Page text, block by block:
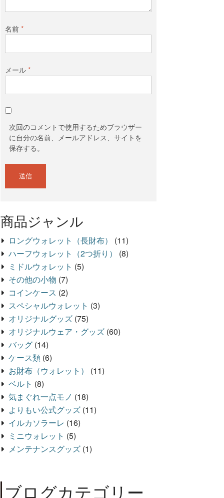
名前*
メール*
次回のコメントで使用するためブラウザー
に自分の名前、メールアドレス、サイトを
保存する。
商品ジャンル
ロングウォレット（長財布）
(11)
ハーフウォレット（2つ折り）
(8)
ミドルウォレット (5)
その他の小物 (7)
コインケース (2)
スペシャルウォレット (3)
オリジナルグッズ (75)
オリジナルウェア・グッズ (60)
バッグ (14)
ケース類 (6)
お財布（ウォレット）
(11)
ベルト (8)
気まぐれ一点モノ (18)
よりもい公式グッズ (11)
イルカソラーレ (16)
ミニウォレット (5)
メンテナンスグッズ (1)
ブログカテゴリー